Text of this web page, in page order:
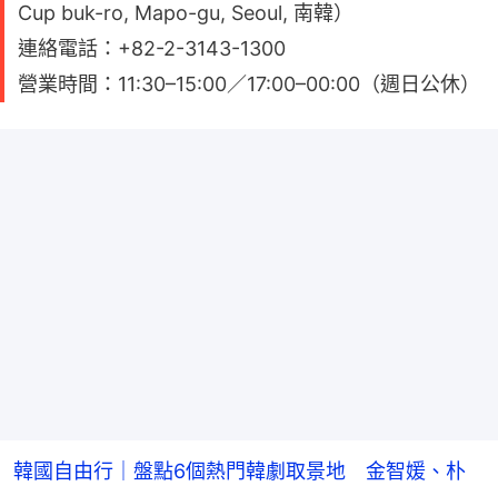
Cup buk-ro, Mapo-gu, Seoul, 南韓）
連絡電話：+82-2-3143-1300
營業時間：11:30–15:00／17:00–00:00（週日公休）
韓國自由行｜盤點6個熱門韓劇取景地 金智媛、朴